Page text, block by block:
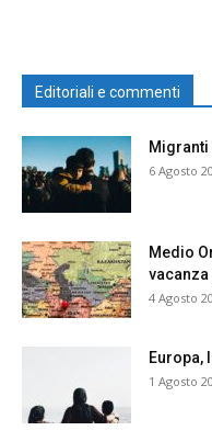
Editoriali e commenti
Migranti
6 Agosto
Medio
vacanza
4 Agosto
Europa,
1 Agosto